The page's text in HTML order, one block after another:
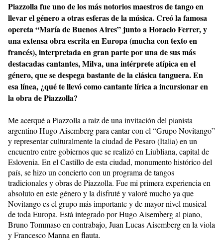
Piazzolla fue uno de los más notorios maestros de tango en
llevar el género a otras esferas de la música. Creó la famosa
opereta “María de Buenos Aires” junto a Horacio Ferrer, y
una extensa obra escrita en Europa (mucha con texto en
francés), interpretada en gran parte por una de sus más
destacadas cantantes, Milva, una intérprete atípica en el
género, que se despega bastante de la clásica tanguera. En
esa línea, ¿qué te llevó como cantante lírica a incursionar en
la obra de Piazzolla?
Me acerqué a Piazzolla a raíz de una invitación del pianista
argentino Hugo Aisemberg para cantar con el “Grupo Novitango”
y representar culturalmente la ciudad de Pesaro (Italia) en un
encuentro entre gobiernos que se realizó en Liubliana, capital de
Eslovenia. En el Castillo de esta ciudad, monumento histórico del
país, se hizo un concierto con un programa de tangos
tradicionales y obras de Piazzolla. Fue mi primera experiencia en
absoluto en este género y la disfruté y valoré mucho ya que
Novitango es el grupo más importante y de mayor nivel musical
de toda Europa. Está integrado por Hugo Aisemberg al piano,
Bruno Tommaso en contrabajo, Juan Lucas Aisemberg en la viola
y Francesco Manna en flauta.